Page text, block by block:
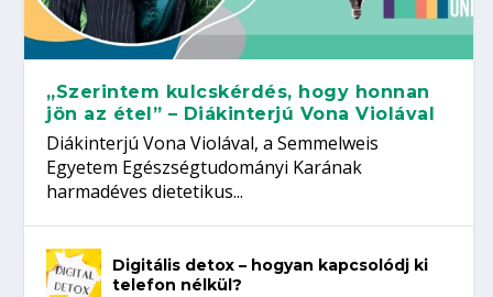
„Szerintem kulcskérdés, hogy honnan
jön az étel” – Diákinterjú Vona Violával
Diákinterjú Vona Violával, a Semmelweis
Egyetem Egészségtudományi Karának
harmadéves dietetikus...
Digitális detox – hogyan kapcsolódj ki
telefon nélkül?